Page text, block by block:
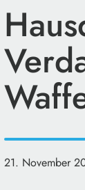
21. November